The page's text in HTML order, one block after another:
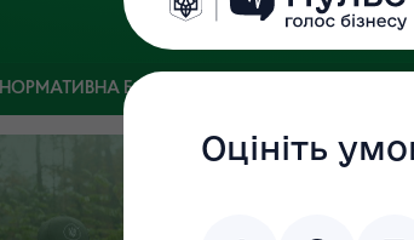
Офіційний веб-портал Державної
НОРМАТИВНА БАЗА